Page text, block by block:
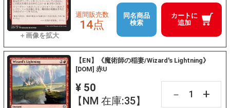
カートに
追加
週間販売数
14点
同名商品
検索
【EN】《魔術師の稲妻/Wizard's Lightning》
[DOM] 赤U
¥ 50
【NM 在庫:35】
－ +